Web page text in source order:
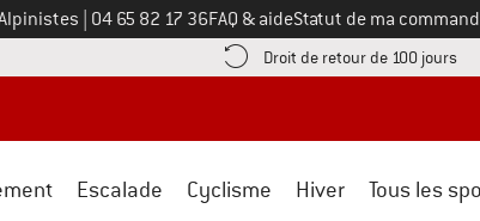
Appelez-nous au
04 65 82 17 36FAQ & aideStatut de ma
de paiement ici ! Ouvre une boîte d'information
Droit de retour de 100 jours
Escalade Cyclisme Hiver Tous les